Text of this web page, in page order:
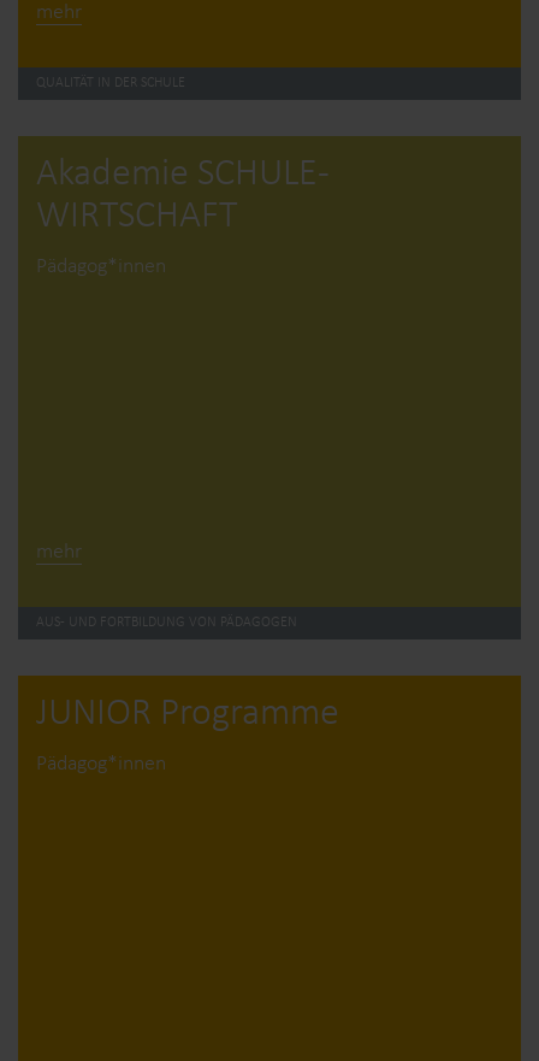
mehr
QUALITÄT IN DER SCHULE
Akademie SCHULE­
WIRTSCHAFT
Pädagog*innen
mehr
AUS- UND FORTBILDUNG VON PÄDAGOGEN
JUNIOR Programme
Pädagog*innen